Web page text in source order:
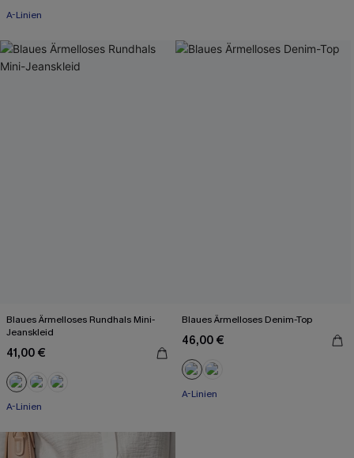
A-Linien
Blaues Ärmelloses Rundhals Mini-
Jeanskleid
41,00 €
A-Linien
Blaues Ärmelloses Denim-Top
46,00 €
A-Linien